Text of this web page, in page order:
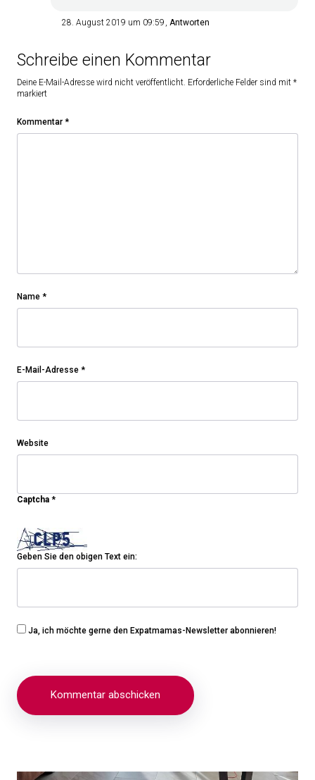
28. August 2019 um 09:59 Antworten
Schreibe einen Kommentar
Deine E-Mail-Adresse wird nicht veröffentlicht. Erforderliche Felder sind mit *
markiert
Kommentar *
Name *
E-Mail-Adresse *
Website
Captcha *
Geben Sie den obigen Text ein:
Ja, ich möchte gerne den Expatmamas-Newsletter abonnieren!
Beitragsnavigation